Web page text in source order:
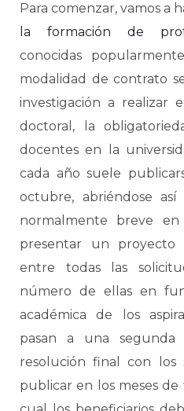
Para comenzar, vamos a
la formación de
conocidas
modalidad de contrato
investigación a realizar
doctoral, la
docentes en la
cada año suele
octubre, abriéndose
normalmente breve
presentar un proyecto
entre todas las
número de ellas en
académica de los
pasan a una segunda
resolución final con los
publicar en los meses